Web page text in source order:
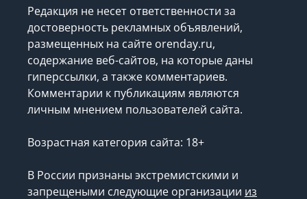
Редакция не несет ответственности за
достоверность рекламных объявлений,
размещенных на сайте orenday.ru,
содержание веб-сайтов, на которые даны
гиперссылки, а также комментариев.
Комментарии к публикациям являются
личным мнением пользователей сайта.
Возрастная категория сайта: 18+
В России признаны экстремистскими и
запрещеными следующие организации из